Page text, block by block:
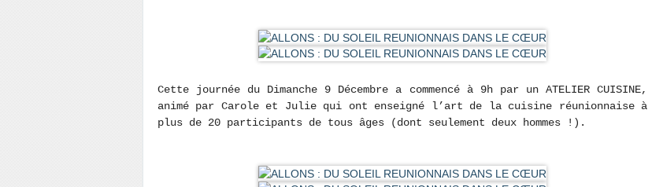
Cette journée du Dimanche 9 Décembre a commencé à 9h par un ATELIER CUISINE,
animé par Carole et Julie qui ont enseigné l’art de la cuisine réunionnaise à
plus de 20 participants de tous âges (dont seulement deux hommes !).